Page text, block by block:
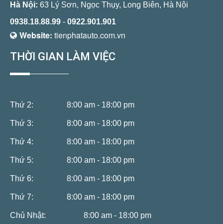
Hà Nội: 63 Lý Sơn, Ngọc Thụy, Long Biên, Hà Nội
0938.18.88.99 - 0922.901.901
Website: tienphatauto.com.vn
THỜI GIAN LÀM VIỆC
Thứ 2: 8:00 am - 18:00 pm
Thứ 3: 8:00 am - 18:00 pm
Thứ 4: 8:00 am - 18:00 pm
Thứ 5: 8:00 am - 18:00 pm
Thứ 6: 8:00 am - 18:00 pm
Thứ 7: 8:00 am - 18:00 pm
Chủ Nhật: 8:00 am - 18:00 pm